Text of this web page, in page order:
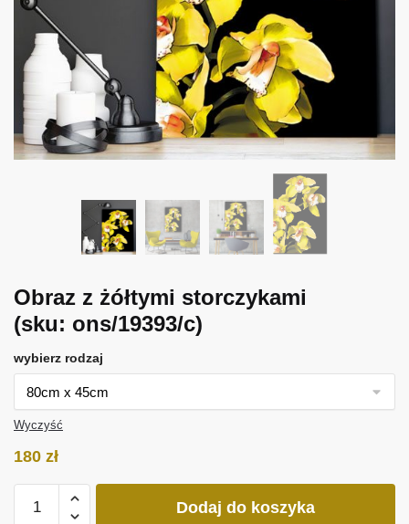
Obraz z żółtymi storczykami
(sku: ons/19393/c)
wybierz rodzaj
Wyczyść
180 zł
Obraz
Dodaj do koszyka